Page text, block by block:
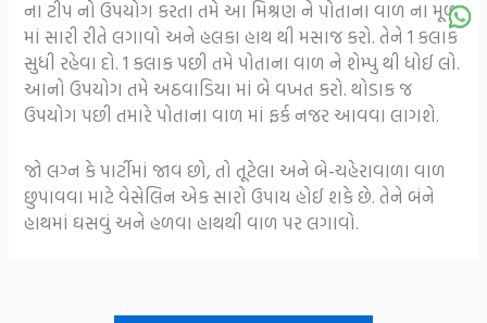
ના ટીપ નો ઉપયોગ કરતા તમે આ મિશ્રણ ને પોતાના વાળ ના મૂળ
માં સારી રીતે લગાવો અને હલકા હાથ થી મસાજ કરો. તેને 1 કલાક
સુધી રહેવા દો. 1 કલાક પછી તમે પોતાના વાળ ને શેમ્પુ થી ધોઈ લો.
આનો ઉપયોગ તમે અઠવાડિયા માં બે વખત કરો. થોડાક જ
ઉપયોગ પછી તમારે પોતાના વાળ માં ફર્ક નજર આવવા લાગશે.
જો લગ્ન કે પાર્ટીમાં જાવ છો, તો તૂટેલા અને બે-ચહેરાવાળા વાળ
છુપાવવા માટે વેસેલિન એક સારો ઉપાય હોઈ શકે છે. તેને બંને
હાથમાં ઘસવું અને હળવા હાથથી વાળ પર લગાવો.